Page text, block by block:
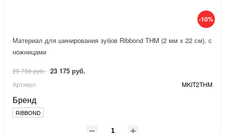
-10%
Материал для шинирования зубов Ribbond THM (2 мм x 22 см), с
ножницами
25 750 руб. 23 175 руб.
Артикул MKIT2THM
Бренд
RIBBOND